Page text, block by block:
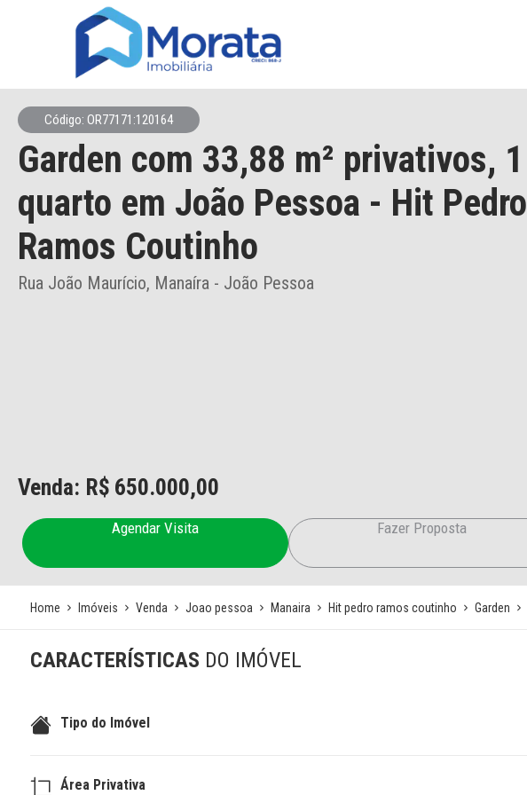
Código: OR77171:120164
Garden com 33,88 m² privativos, 1
quarto em João Pessoa - Hit Pedro
Ramos Coutinho
Rua João Maurício, Manaíra - João Pessoa
Venda: R$ 650.000,00
Agendar Visita Fazer Proposta
Home Imóveis Venda Joao pessoa Manaira Hit pedro ramos coutinho Garden
CARACTERÍSTICAS DO IMÓVEL
Tipo do Imóvel
Área Privativa